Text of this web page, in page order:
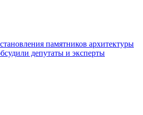
памятников архитектуры
депутаты и эксперты